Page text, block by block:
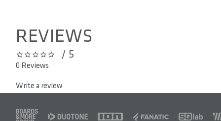
REVIEWS
0 out of 5 stars
/ 5
0 Reviews
Write a review
FOOTER